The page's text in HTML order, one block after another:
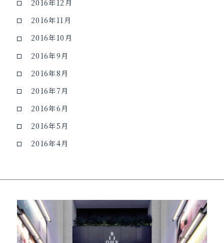
2016年12月
2016年11月
2016年10月
2016年9月
2016年8月
2016年7月
2016年6月
2016年5月
2016年4月